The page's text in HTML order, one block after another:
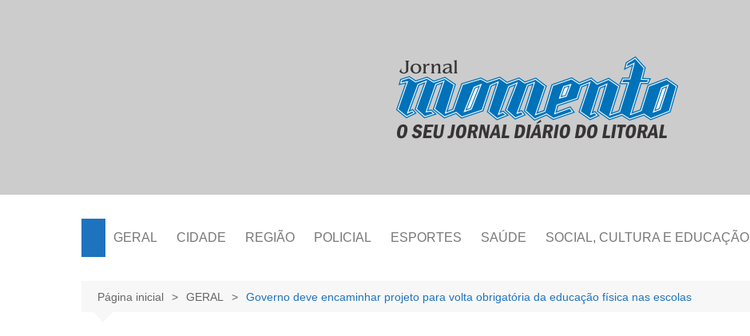
GERAL CIDADE REGIÃO POLICIAL ESPORTES SAÚDE SOCIAL, CULTURA E EDUCAÇÃO
Página inicial GERAL Governo deve encaminhar projeto para volta obrigatória da educação física nas escolas